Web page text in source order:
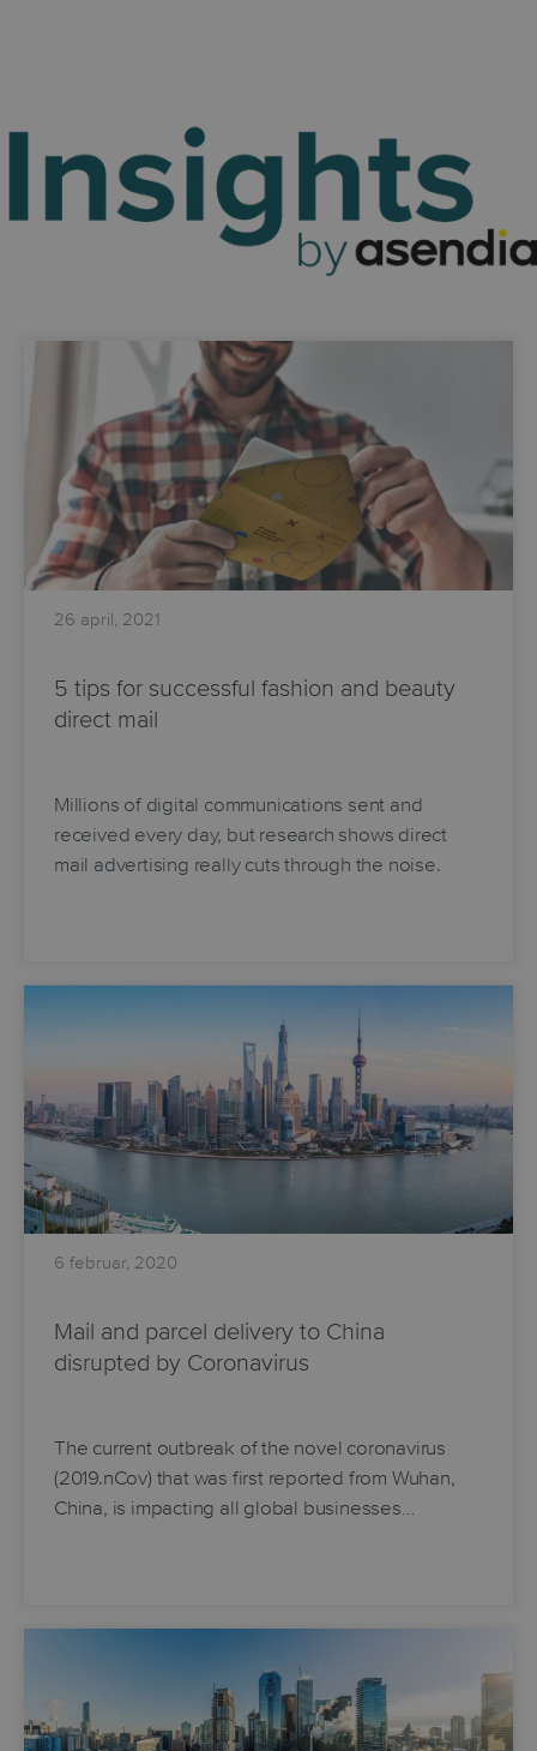
26 april, 2021
5 tips for successful fashion and beauty
direct mail
Millions of digital communications sent and
received every day, but research shows direct
mail advertising really cuts through the noise.
6 februar, 2020
Mail and parcel delivery to China
disrupted by Coronavirus
The current outbreak of the novel coronavirus
(2019.nCov) that was first reported from Wuhan,
China, is impacting all global businesses…